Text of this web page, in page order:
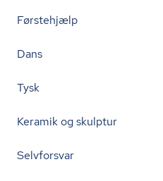
Førstehjælp
Dans
Tysk
Keramik og skulptur
Selvforsvar